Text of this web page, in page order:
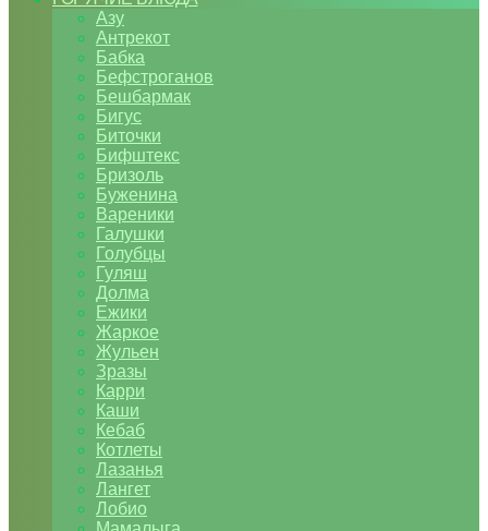
Азу
Антрекот
Бабка
Бефстроганов
Бешбармак
Бигус
Биточки
Бифштекс
Бризоль
Буженина
Вареники
Галушки
Голубцы
Гуляш
Долма
Ежики
Жаркое
Жульен
Зразы
Карри
Каши
Кебаб
Котлеты
Лазанья
Лангет
Лобио